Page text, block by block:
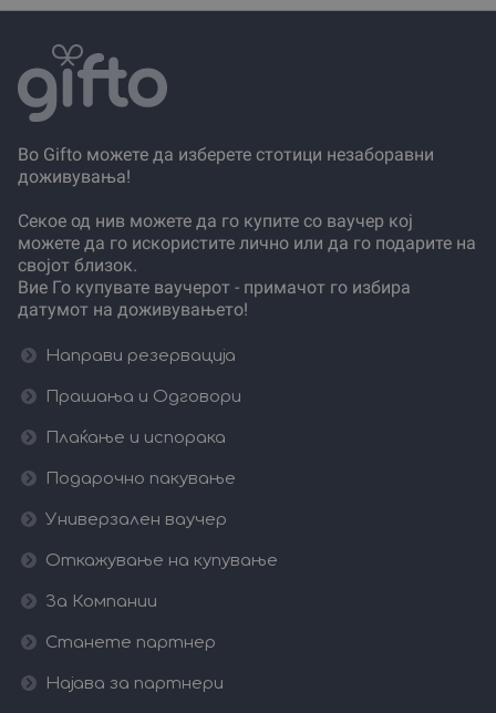
Во Gifto можете да изберете стотици незаборавни
доживувања!
Секое од нив можете да го купите со ваучер кој
можете да го искористите лично или да го подарите на
својот близок.
Вие Го купувате ваучерот - примачот го избира
датумот на доживувањето!
Направи резервација
Прашања и Одговори
Плаќање и испорака
Подарочно пакување
Универзален ваучер
Откажување на купување
За Компании
Станете партнер
Најава за партнери